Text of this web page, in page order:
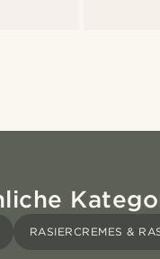
RASIERCREMES &